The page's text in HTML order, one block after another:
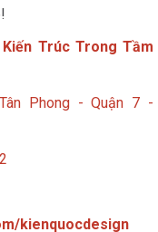
Trúc Trong Tầm
Phong - Quận 7 -
kienquocdesign